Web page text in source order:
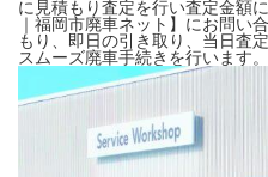
に見積もり査定を行い査定金額
｜福岡市廃車ネット】にお問い
もり、即日の引き取り、当日査
スムーズ廃車手続きを行います。